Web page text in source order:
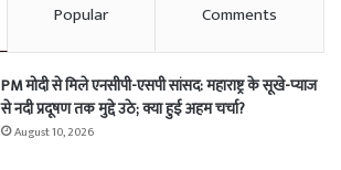
Popular Comments
PM मोदी से मिले एनसीपी-एसपी सांसद: महाराष्ट्र के सूखे-प्याज
से नदी प्रदूषण तक मुद्दे उठे; क्या हुई अहम चर्चा?
August 10, 2026